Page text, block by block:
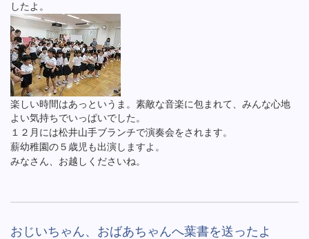
したよ。
楽しい時間はあっというま。素敵な音楽に包まれて、みんな心地
よい気持ちでいっぱいでした。
１２月には松井山手ブランチで演奏会をされます。
薪幼稚園の５歳児も出演しますよ。
みなさん、お越しくださいね。
おじいちゃん、おばあちゃんへ葉書を送ったよ